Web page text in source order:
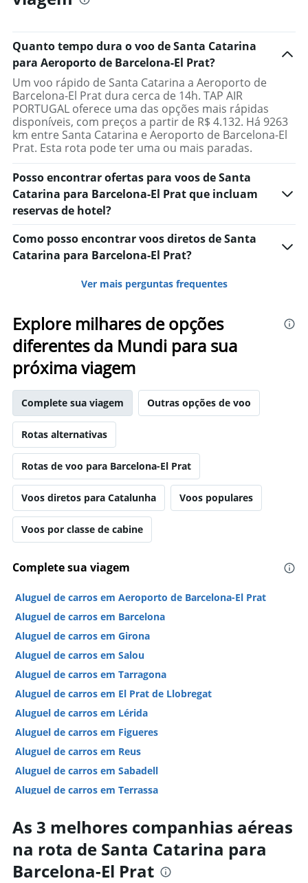
has
1
Y
axis
displaying
values.
Range:
0
to
15000.
Quanto tempo dura o voo de Santa Catarina
para Aeroporto de Barcelona-El Prat?
Um voo rápido de Santa Catarina a Aeroporto de
Barcelona-El Prat dura cerca de 14h. TAP AIR
PORTUGAL oferece uma das opções mais rápidas
disponíveis, com preços a partir de R$ 4.132. Há 9263
km entre Santa Catarina e Aeroporto de Barcelona-El
Prat. Esta rota pode ter uma ou mais paradas.
Posso encontrar ofertas para voos de Santa
Catarina para Barcelona-El Prat que incluam
reservas de hotel?
Como posso encontrar voos diretos de Santa
Catarina para Barcelona-El Prat?
Ver mais perguntas frequentes
Explore milhares de opções
diferentes da Mundi para sua
próxima viagem
Complete sua viagem Outras opções de voo
Rotas alternativas
Rotas de voo para Barcelona-El Prat
Voos diretos para Catalunha Voos populares
Voos por classe de cabine
Complete sua viagem
Aluguel de carros em Aeroporto de Barcelona-El Prat
Aluguel de carros em Barcelona
Aluguel de carros em Girona
Aluguel de carros em Salou
Aluguel de carros em Tarragona
Aluguel de carros em El Prat de Llobregat
Aluguel de carros em Lérida
Aluguel de carros em Figueres
Aluguel de carros em Reus
Aluguel de carros em Sabadell
Aluguel de carros em Terrassa
Hotéis em Barcelona
Hotéis em Sitges
Hotéis em Lloret de Mar
As 3 melhores companhias aéreas
na rota de Santa Catarina para
Barcelona-El Prat